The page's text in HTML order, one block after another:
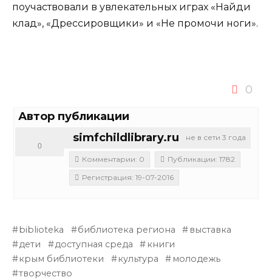
поучаствовали в увлекательных играх «Найди
клад», «Дрессировщики» и «Не промочи ноги».
0
Автор публикации
не в сети 3 года
simfchildlibrary.ru
0
Комментарии: 0
Публикации: 1782
Регистрация: 19-07-2016
biblioteka библиотека региона
выставка
дети
доступная среда
книги
крым библиотеки
культура
молодежь
творчество